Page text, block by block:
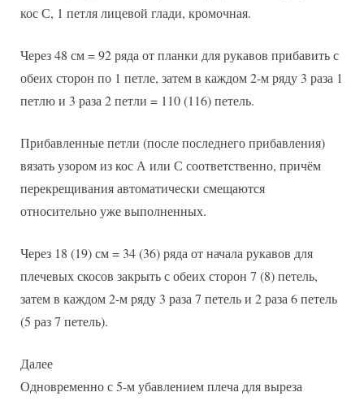
кос С, 1 петля лицевой глади, кромочная.
Через 48 см = 92 ряда от планки для рукавов прибавить с
обеих сторон по 1 петле, затем в каждом 2-м ряду 3 раза 1
петлю и 3 раза 2 петли = 110 (116) петель.
Прибавленные петли (после последнего прибавления)
вязать узором из кос А или С соответственно, причём
перекрещивания автоматически смещаются
относительно уже выполненных.
Через 18 (19) см = 34 (36) ряда от начала рукавов для
плечевых скосов закрыть с обеих сторон 7 (8) петель,
затем в каждом 2-м ряду 3 раза 7 петель и 2 раза 6 петель
(5 раз 7 петель).
Далее
Одновременно с 5-м убавлением плеча для выреза